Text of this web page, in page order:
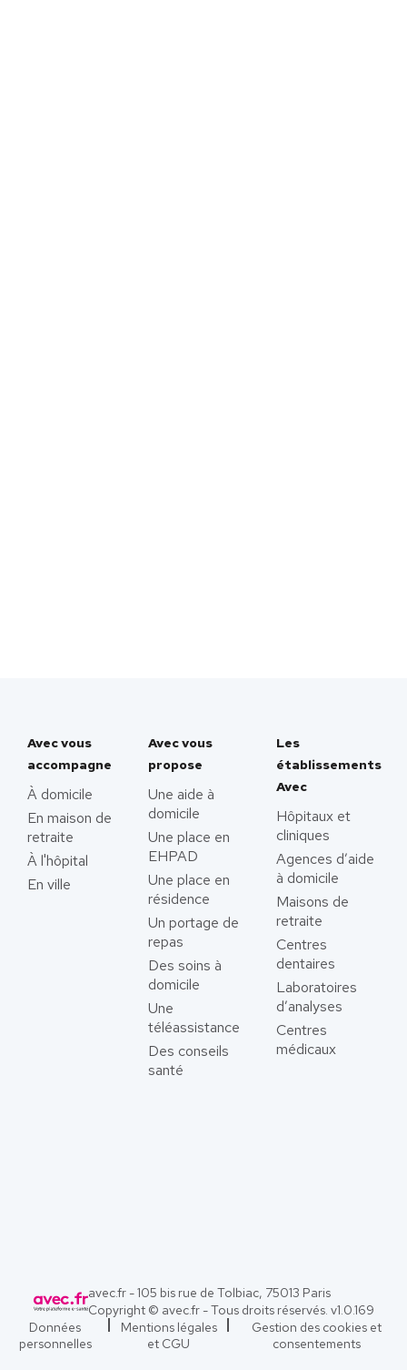
Avec vous
accompagne
À domicile
En maison de
retraite
À l'hôpital
En ville
Avec vous
propose
Une aide à
domicile
Une place en
EHPAD
Une place en
résidence
Un portage de
repas
Des soins à
domicile
Une
téléassistance
Des conseils
santé
Les
établissements
Avec
Hôpitaux et
cliniques
Agences d’aide
à domicile
Maisons de
retraite
Centres
dentaires
Laboratoires
d’analyses
Centres
médicaux
avec.fr - 105 bis rue de Tolbiac, 75013 Paris
Copyright © avec.fr - Tous droits réservés. v1.0.169
Données
personnelles
Mentions légales
et CGU
Gestion des cookies et
consentements